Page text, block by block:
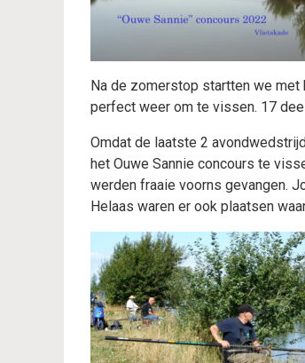
Na de zomerstop startten we met
perfect weer om te vissen. 17
Omdat de laatste 2
het Ouwe Sannie concours te
werden fraaie voorns gevangen.
Helaas waren er ook plaatsen